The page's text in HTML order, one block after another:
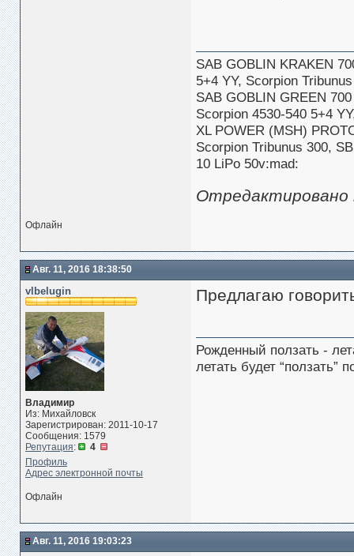
SAB GOBLIN KRAKEN
5+4 YY, Scorpion
SAB GOBLIN GREEN
Scorpion 4530-540 5+4
XL POWER (MSH)
Scorpion Tribunus 300,
10 LiPo 50v:mad:
Отредактировано
Офлайн
Авг. 11, 2016 18:38:50
vlbelugin
Владимир
Из: Михайловск
Зарегистрирован: 2011-10-17
Сообщения: 1579
Репутация:
4
Профиль
Адрес электронной почты
Предлагаю
Рожденный ползать -
летать будет “ползать”
Офлайн
Авг. 11, 2016 19:03:23